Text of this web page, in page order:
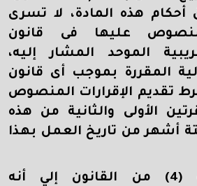
أحكام هذه المادة، لا تسرى
عليها فى قانون
الموحد المشار إليه،
المقررة بموجب أى قانون
تقديم الإقرارات المنصوص
الأولى والثانية من هذه
أشهر من تاريخ العمل بهذا
وتذهب المادة (4) من القانون إلي أنه